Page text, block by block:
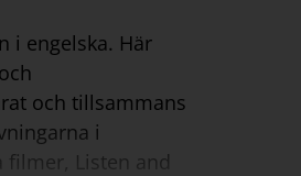
i engelska. Här
och tillsammans
i
Listen and